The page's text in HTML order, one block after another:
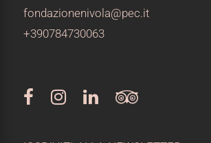
fondazionenivola@pec.it
+390784730063